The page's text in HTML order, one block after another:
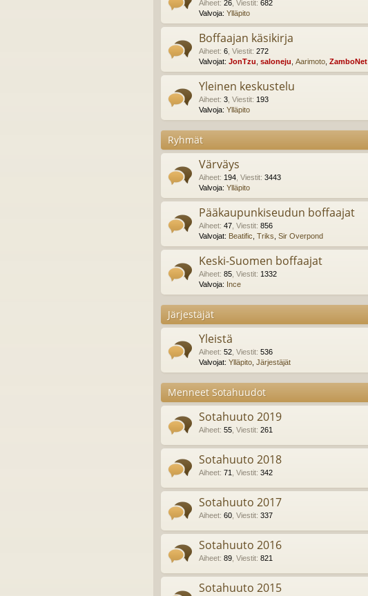
Aiheet: 26 Viestit: 682
Valvoja: Ylläpito
Boffaajan käsikirja
Aiheet: 6 Viestit: 272
Valvojat: JonTzu saloneju Aarimoto ZamboNet
Yleinen keskustelu
Aiheet: 3 Viestit: 193
Valvoja: Ylläpito
Ryhmät
Värväys
Aiheet: 194 Viestit: 3443
Valvoja: Ylläpito
Pääkaupunkiseudun boffaajat
Aiheet: 47 Viestit: 856
Valvojat: Beatific Triks Sir Overpond
Keski-Suomen boffaajat
Aiheet: 85 Viestit: 1332
Valvoja: Ince
Järjestäjät
Yleistä
Aiheet: 52 Viestit: 536
Valvojat: Ylläpito Järjestäjät
Menneet Sotahuudot
Sotahuuto 2019
Aiheet: 55 Viestit: 261
Sotahuuto 2018
Aiheet: 71 Viestit: 342
Sotahuuto 2017
Aiheet: 60 Viestit: 337
Sotahuuto 2016
Aiheet: 89 Viestit: 821
Sotahuuto 2015